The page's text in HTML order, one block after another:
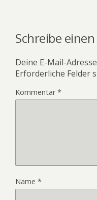
Schreibe
Deine E-Mail-
Erforderliche Felder
Kommentar*
Name *